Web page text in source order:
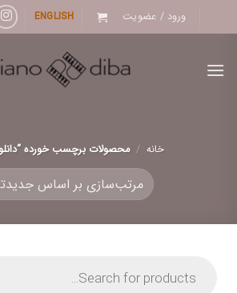
to
ورود / عضویت ENGLISH
خانه / محصولات برچسب خورده
search